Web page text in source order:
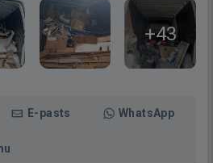
+43
E-pasts WhatsApp